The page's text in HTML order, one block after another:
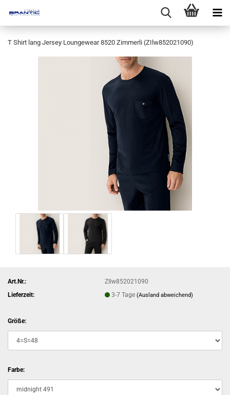
T Shirt lang Jersey Loungewear 8520 Zimmerli (ZIlw852021090)
Art.Nr.:
ZIlw852021090
Lieferzeit:
3-7 Tage(Ausland abweichend)
Größe:
Farbe: